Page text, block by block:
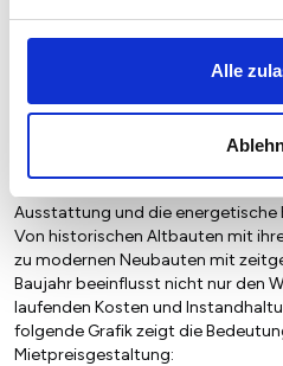
Alle
Mietspiegel nach
Offenbach am Main
hängt von einer Vielzahl von
entscheidenden Kriterien ist das
Ausstattung und die energetische
Von historischen Altbauten mit
zu modernen Neubauten mit
Baujahr beeinflusst nicht nur den
laufenden Kosten und
folgende Grafik zeigt die
Mietpreisgestaltung: